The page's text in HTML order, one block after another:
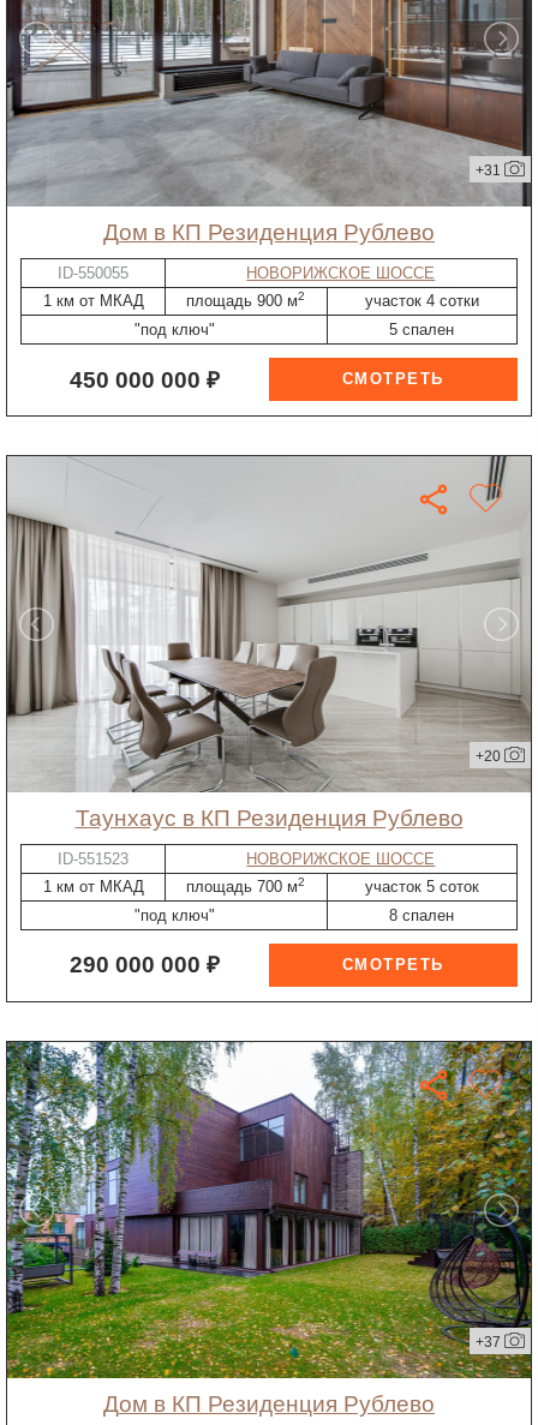
+31
дом в КП Резиденция Рублево
ID-550055
НОВОРИЖСКОЕ ШОССЕ
1 км от МКАД
площадь 900 м2
участок 4 сотки
"под ключ"
5 спален
450 000 000 ₽
+20
таунхаус в КП Резиденция Рублево
ID-551523
НОВОРИЖСКОЕ ШОССЕ
1 км от МКАД
площадь 700 м2
участок 5 соток
"под ключ"
8 спален
290 000 000 ₽
+37
дом в КП Резиденция Рублево